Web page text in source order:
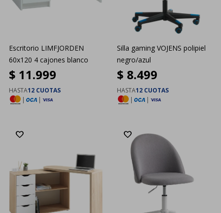
Escritorio LIMFJORDEN
60x120 4 cajones blanco
$ 11.999
HASTA12 CUOTAS
|
|
Silla gaming VOJENS polipiel
negro/azul
$ 8.499
HASTA12 CUOTAS
|
|